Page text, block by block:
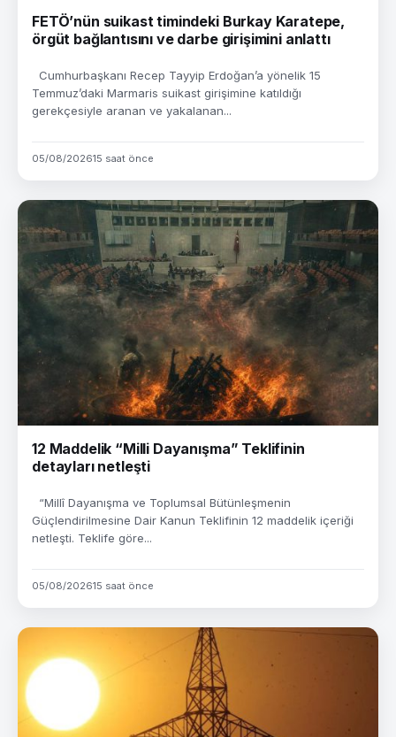
FETÖ’nün suikast timindeki Burkay Karatepe,
örgüt bağlantısını ve darbe girişimini anlattı
Cumhurbaşkanı Recep Tayyip Erdoğan’a yönelik 15
Temmuz’daki Marmaris suikast girişimine katıldığı
gerekçesiyle aranan ve yakalanan...
05/08/202615 saat önce
12 Maddelik “Milli Dayanışma” Teklifinin
detayları netleşti
“Millî Dayanışma ve Toplumsal Bütünleşmenin
Güçlendirilmesine Dair Kanun Teklifinin 12 maddelik içeriği
netleşti. Teklife göre...
05/08/202615 saat önce